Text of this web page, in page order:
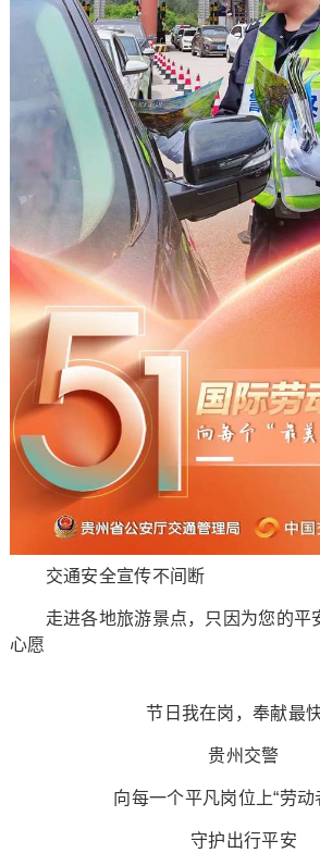
交通安全宣传不间断
走进各地旅游景点，只因为您的平
心愿
节日我在岗，奉献最
贵州交警
向每一个平凡岗位上“劳动
守护出行平安